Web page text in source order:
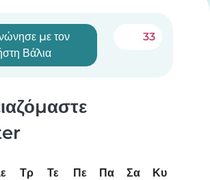
με τον
Βάλια
33
Τρ Τε Πε Πα Σα
Κυ